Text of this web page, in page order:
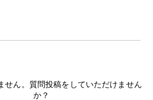
せん。質問投稿をしていただけません
か？